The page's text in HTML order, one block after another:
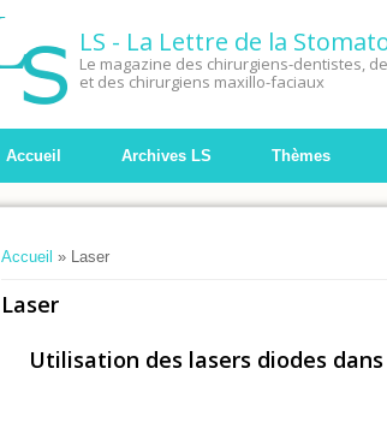
LS - La Lettre de la
Le magazine des chirurgiens-dentistes,
et des chirurgiens maxillo-faciaux
Accueil Archives LS Thèmes
Vous êtes ici
Accueil » Laser
Laser
Utilisation des lasers diodes